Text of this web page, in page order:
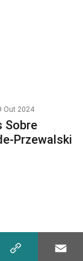
Out 2024
Sobre
Przewalski